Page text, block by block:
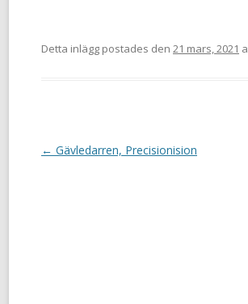
Detta inlägg postades den 21 mars, 2021
I← Gävledarren, Precisionision